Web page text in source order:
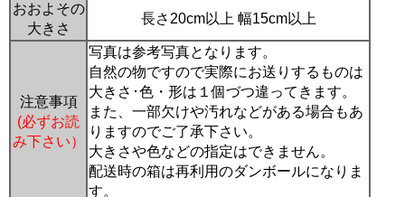
おおよその
大きさ
長さ20cm以上 幅15cm以上
注意事項
(必ずお読
み下さい）
写真は参考写真となります。
自然の物ですので実際にお送りするものは
大きさ･色・形は１個づつ違ってきます。
また、一部欠けや汚れなどがある場合もあ
りますのでご了承下さい。
大きさや色などの指定はできません。
配送時の箱は再利用のダンボールになりま
す。